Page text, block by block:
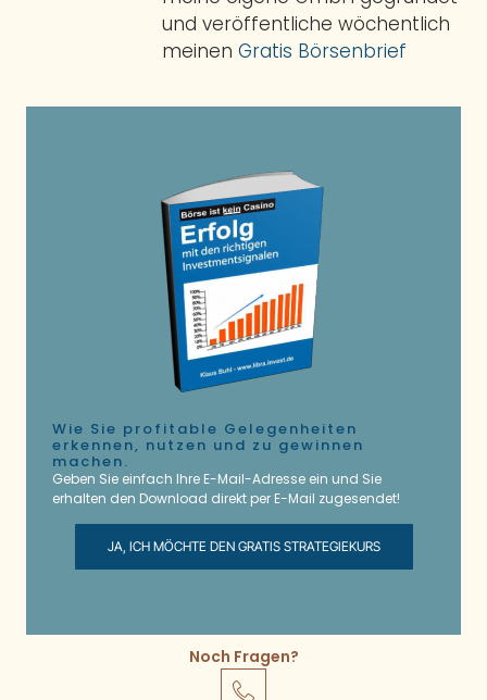
und veröffentliche wöchentlich
meinen Gratis Börsenbrief
Wie Sie profitable Gelegenheiten
erkennen, nutzen und zu gewinnen
machen.
Geben Sie einfach Ihre E-Mail-Adresse ein und Sie
erhalten den Download direkt per E-Mail zugesendet!
JA, ICH MÖCHTE DEN GRATIS STRATEGIEKURS
Noch Fragen?